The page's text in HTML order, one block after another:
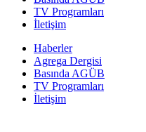
TV Programları
İletişim
Haberler
Agrega Dergisi
Basında AGÜB
TV Programları
İletişim